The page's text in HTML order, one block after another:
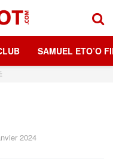
SAMUEL ETO’O
2024